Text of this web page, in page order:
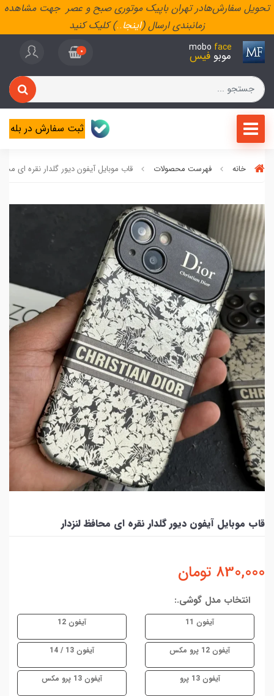
تحویل سفارش‌هادر تهران باپیک موتوری صبح و عصر جهت مشاهده
زمانبندی ارسال (اینجا..) کلیک کنید
mobo face
موبو فیس 0
ثبت سفارش در بله
خانه فهرست محصولات قاب موبایل آیفون دیور گلدار نقره ای
قاب موبایل آیفون دیور گلدار نقره ای محافظ لنزدار
830,000 تومان
انتخاب مدل گوشی.:
آیفون 11 آیفون 12
آیفون 12 پرو مکس آیفون 13 / 14
آیفون 13 پرو آیفون 13 پرو مکس